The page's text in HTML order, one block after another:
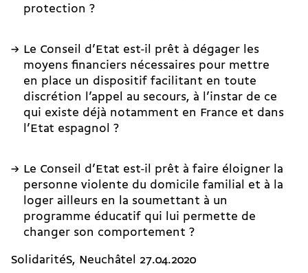
protection ?
Le Conseil d’Etat est-il prêt à dégager les
moyens financiers nécessaires pour mettre
en place un dispositif facilitant en toute
discrétion l’appel au secours, à l’instar de ce
qui existe déjà notamment en France et dans
l’Etat espagnol ?
Le Conseil d’Etat est-il prêt à faire éloigner la
personne violente du domicile familial et à la
loger ailleurs en la soumettant à un
programme éducatif qui lui permette de
changer son comportement ?
SolidaritéS, Neuchâtel 27.04.2020